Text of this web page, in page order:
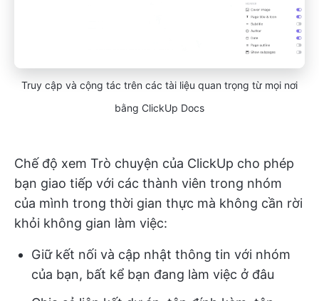
Truy cập và cộng tác trên các tài liệu quan trọng từ mọi nơi
bằng ClickUp Docs
Chế độ xem Trò chuyện của ClickUp cho phép
bạn giao tiếp với các thành viên trong nhóm
của mình trong thời gian thực mà không cần rời
khỏi không gian làm việc:
Giữ kết nối và cập nhật thông tin với nhóm
của bạn, bất kể bạn đang làm việc ở đâu